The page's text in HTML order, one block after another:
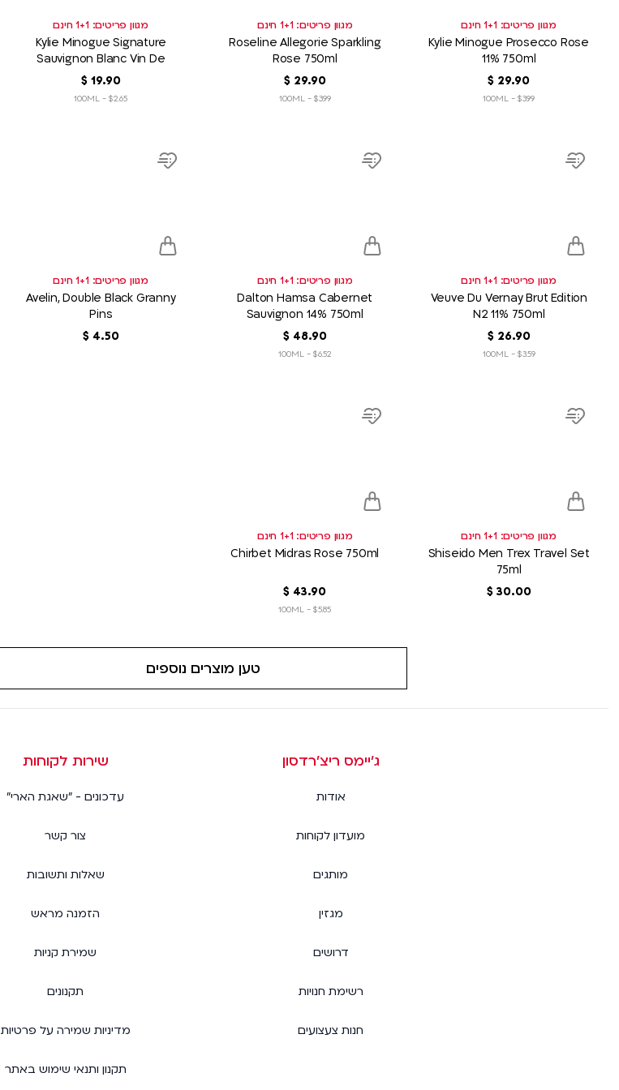
מגוון פריטים: 1+1 חינם
Kylie Minogue Prosecco Rose
11% 750ml
29.90
$
$3.99 - 100ML
מגוון פריטים: 1+1 חינם
Roseline Allegorie Sparkling
Rose 750ml
29.90
$
$3.99 - 100ML
מגוון פריטים: 1+1 חינם
Kylie Minogue Signature
Sauvignon Blanc Vin De
France 750ml
19.90
$
$2.65 - 100ML
product
link
Add
מגוון פריטים: 1+1 חינם
Veuve Du Vernay Brut Edition
N2 11% 750ml
26.90
$
$3.59 - 100ML
product
link
Add
מגוון פריטים: 1+1 חינם
Dalton Hamsa Cabernet
Sauvignon 14% 750ml
48.90
$
$6.52 - 100ML
product
link
Add
מגוון פריטים: 1+1 חינם
Avelin, Double Black Granny
Pins
4.50
$
product
link
Add
מגוון פריטים: 1+1 חינם
Shiseido Men Trex Travel Set
75ml
30.00
‏
$
product
link
Add
מגוון פריטים: 1+1 חינם
Chirbet Midras Rose 750ml
43.90
$
$5.85 - 100ML
טען מוצרים נוספים
ג׳יימס ריצ׳רדסון
אודות
מועדון לקוחות
מותגים
מגזין
דרושים
רשימת חנויות
חנות צעצועים
שירות לקוחות
עדכונים - "שאגת הארי"
צור קשר
שאלות ותשובות
הזמנה מראש
שמירת קניות
תקנונים
מדיניות שמירה על פרטיות
תקנון ותנאי שימוש באתר